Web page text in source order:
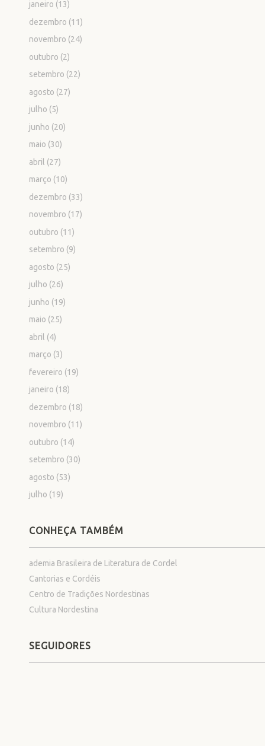
janeiro (13)
dezembro (11)
novembro (24)
outubro (2)
setembro (22)
agosto (27)
julho (5)
junho (20)
maio (30)
abril (27)
março (10)
dezembro (33)
novembro (17)
outubro (11)
setembro (9)
agosto (25)
julho (26)
junho (19)
maio (25)
abril (4)
março (3)
fevereiro (19)
janeiro (18)
dezembro (18)
novembro (11)
outubro (14)
setembro (30)
agosto (53)
julho (19)
CONHEÇA TAMBÉM
ademia Brasileira de Literatura de Cordel
Cantorias e Cordéis
Centro de Tradições Nordestinas
Cultura Nordestina
SEGUIDORES